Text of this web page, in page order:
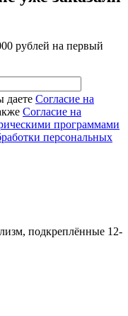
рублей на первый
даете Согласие на
Согласие на
программами
персональных
подкреплённые 12-